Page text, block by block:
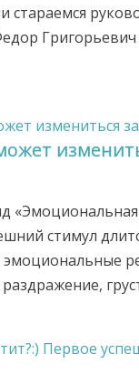
стараемся
Григорьевич
стимул